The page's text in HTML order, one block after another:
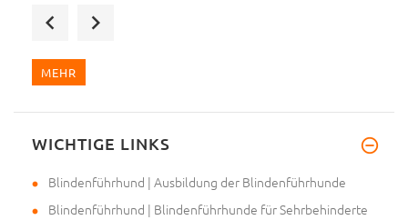
Liebe Helen, es hat lange geda
MEHR
WICHTIGE LINKS
Blindenführhund | Ausbildung der Blindenführhunde
Blindenführhund | Blindenführhunde für Sehrbehinderte